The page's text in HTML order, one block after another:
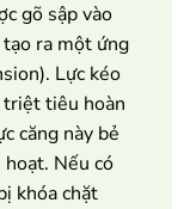
gõ sập vào
tạo ra một ứng
Lực kéo
triệt tiêu hoàn
căng này bẻ
hoạt. Nếu có
khóa chặt